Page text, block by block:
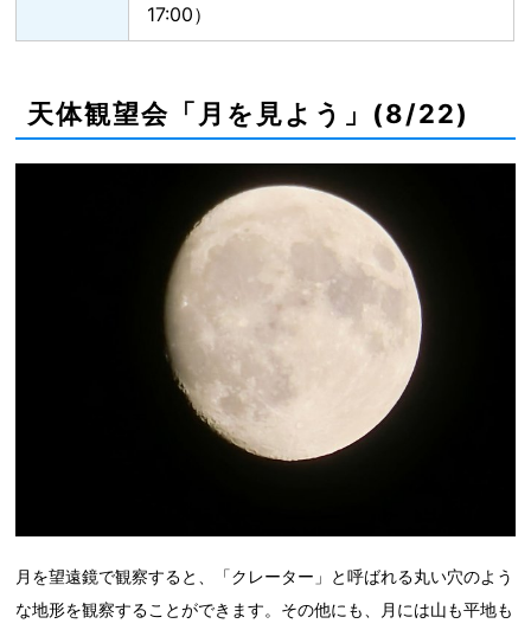
17:00）
天体観望会「月を見よう」(8/22)
月を望遠鏡で観察すると、「クレーター」と呼ばれる丸い穴のよう
な地形を観察することができます。その他にも、月には山も平地も